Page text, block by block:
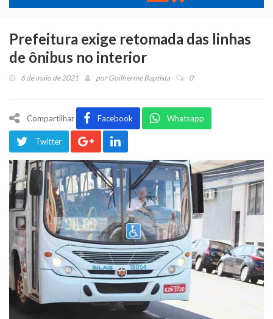
Prefeitura exige retomada das linhas
de ônibus no interior
6 de maio de 2021 porGuilherme Baptista 0
Compartilhar Facebook Whatsapp
Twitter